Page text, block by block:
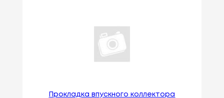
Прокладка впускного коллектора